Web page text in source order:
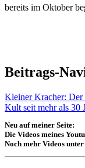
bereits im Oktober
Beitrags-
Kleiner Kracher:
Kult seit mehr als 30
Neu auf meiner Seite:
Die Videos meines
Noch mehr Videos